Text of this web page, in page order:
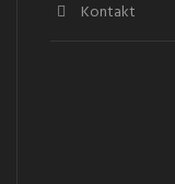
Kontakt